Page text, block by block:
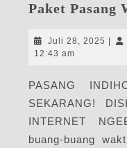
Paket Pasang
Juli 28, 2025 Juli
12:43 am
PASANG
SEKARANG!
INTERNET
buang-buang